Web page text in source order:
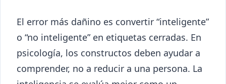
El error más dañino es convertir “inteligente”
o “no inteligente” en etiquetas cerradas. En
psicología, los constructos deben ayudar a
comprender, no a reducir a una persona. La